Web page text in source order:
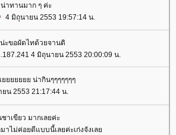
าทานมาก ๆ ค่ะ
4 มิถุนายน 2553 19:57:14 น.
ะขอผัดไทด้วยจานดิ
4 มิถุนายน 2553 20:00:09 น.
ยยยยยย น่ากินๆๆๆๆๆๆๆ
น 2553 21:17:44 น.
าเขียว มากเลยค่ะ
าไม่ค่อยดีแบบนี้เลยค่ะเก่งจังเล